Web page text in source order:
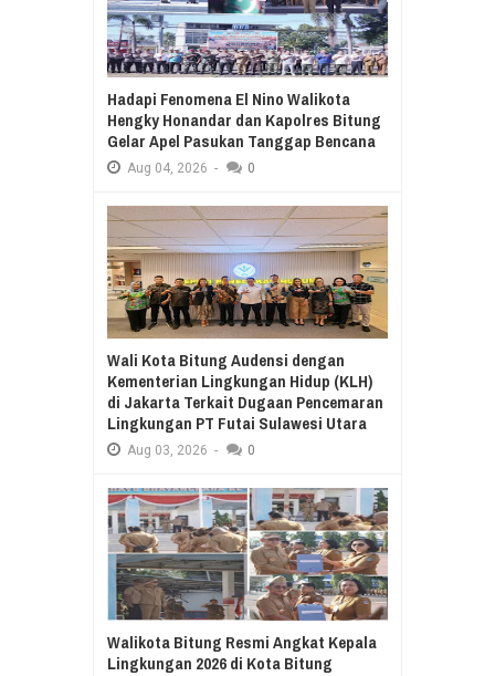
Hadapi Fenomena El Nino Walikota
Hengky Honandar dan Kapolres Bitung
Gelar Apel Pasukan Tanggap Bencana
Aug 04, 2026 - 0
Wali Kota Bitung Audensi dengan
Kementerian Lingkungan Hidup (KLH)
di Jakarta Terkait Dugaan Pencemaran
Lingkungan PT Futai Sulawesi Utara
Aug 03, 2026 - 0
Walikota Bitung Resmi Angkat Kepala
Lingkungan 2026 di Kota Bitung